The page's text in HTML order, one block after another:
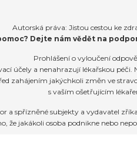
Autorská práva: Jistou cestou ke
Dejte nám vědět na
Prohlášení o vyloučení
účely a nenahrazují lékařskou
zahájením jakýchkoli změn ve
s vaším ošetřujícím
a spřízněné subjekty a vydavatel
že jakákoli osoba podnikne nebo